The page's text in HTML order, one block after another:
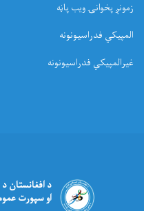
زمونږ پخوانۍ ویب پاڼه
المپیکي فدراسیونونه
غیرالمپیکي فدراسیونونه
د افغانستان
او سپورت